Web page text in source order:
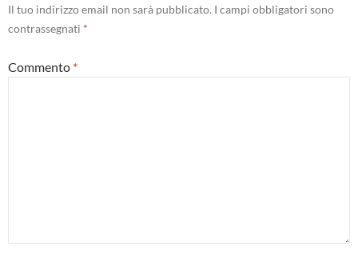
Il tuo indirizzo email non sarà pubblicato. I campi obbligatori sono
contrassegnati *
Commento *